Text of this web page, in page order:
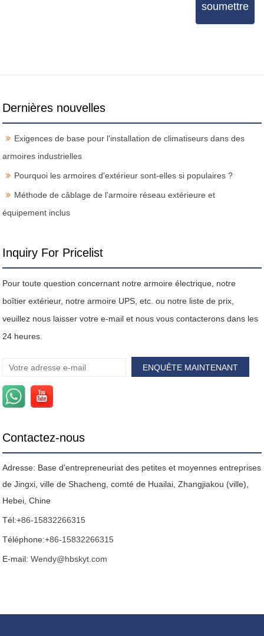
soumettre
Dernières nouvelles
Exigences de base pour l'installation de climatiseurs dans des
armoires industrielles
Pourquoi les armoires d'extérieur sont-elles si populaires ?
Méthode de câblage de l'armoire réseau extérieure et
équipement inclus
Inquiry For Pricelist
Pour toute question concernant notre armoire électrique, notre
boîtier extérieur, notre armoire UPS, etc. ou notre liste de prix,
veuillez nous laisser votre e-mail et nous vous contacterons dans les
24 heures.
Contactez-nous
Adresse: Base d'entrepreneuriat des petites et moyennes entreprises
de Jingxi, ville de Shacheng, comté de Huailai, Zhangjiakou (ville),
Hebei, Chine
Tél:+86-15832266315
Téléphone:+86-15832266315
E-mail:Wendy@hbskyt.com